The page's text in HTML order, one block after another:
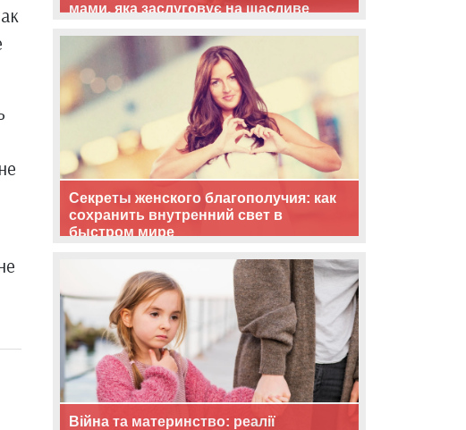
мами, яка заслуговує на щасливе
Секреты женского благополучия: как
сохранить внутренний свет в
быстром мире
Війна та материнство: реалії